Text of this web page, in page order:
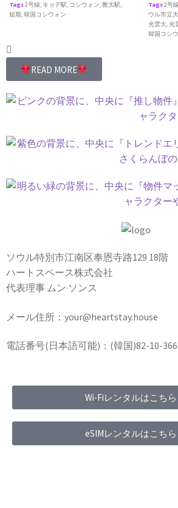
Tags2号線, キョデ駅, コシウォン,教大駅,
短期,韓国コシウォン
Tags2号線
ウル市立
光雲大,光
韓国コシ
READ MORE
ソウル特別市江南区奉恩寺路129 18階
ハートスペース株式会社
代表理事 ムン·ソンス
メール住所：your@heartstay.house
電話番号(日本語可能)：(韓国)82-10-
Wi-Fiレンタルはこちら
eSIMレンタルはこちら